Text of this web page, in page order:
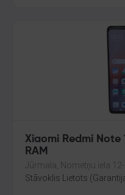
Xiaomi Redmi Note
RAM
Jūrmala, Nometņu iela
Stāvoklis Lietots